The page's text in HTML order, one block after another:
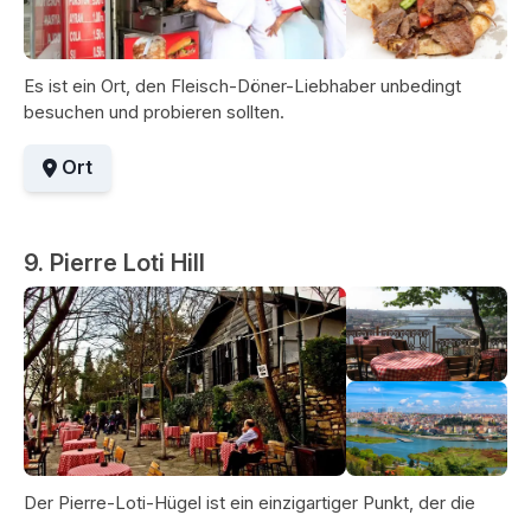
Es ist ein Ort, den Fleisch-Döner-Liebhaber unbedingt
besuchen und probieren sollten.
Ort
9. Pierre Loti Hill
Der Pierre-Loti-Hügel ist ein einzigartiger Punkt, der die